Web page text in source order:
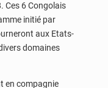
Ces 6 Congolais
initié par
aux Etats-
domaines
en compagnie